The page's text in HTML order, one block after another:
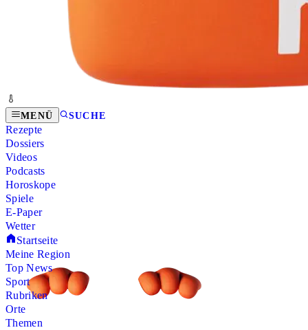
MENÜ SUCHE
Rezepte
Dossiers
Videos
Podcasts
Horoskope
Spiele
E-Paper
Wetter
Startseite
Meine Region
Top News
Sport
Rubriken
Orte
Themen